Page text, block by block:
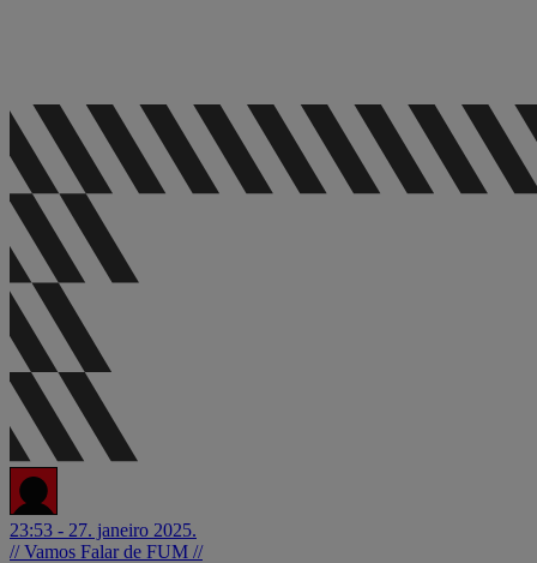
23:53 - 27. janeiro 2025.
// Vamos Falar de FUM //